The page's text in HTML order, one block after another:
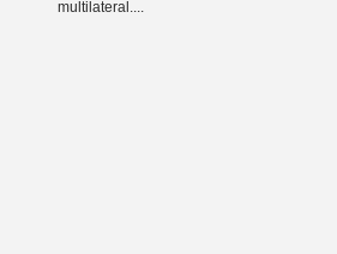
multilateral....